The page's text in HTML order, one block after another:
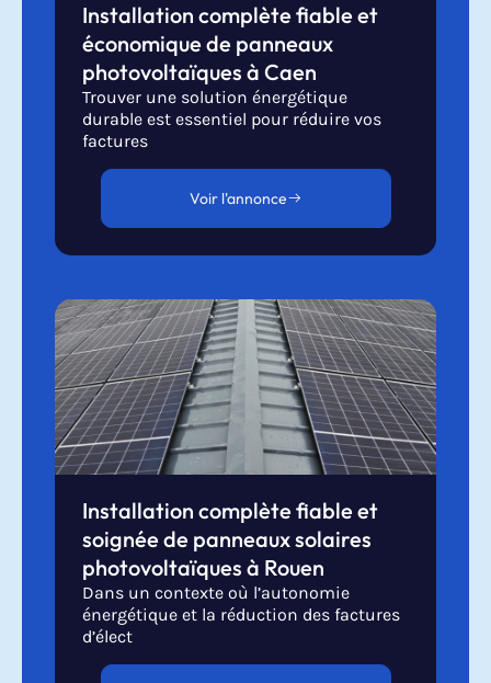
Installation complète fiable et
économique de panneaux
photovoltaïques à Caen
Trouver une solution énergétique
durable est essentiel pour réduire vos
factures
Voir l'annonce
Installation complète fiable et
soignée de panneaux solaires
photovoltaïques à Rouen
Dans un contexte où l’autonomie
énergétique et la réduction des factures
d’élect